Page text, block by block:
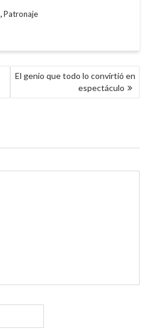
,Patronaje
El genio que todo lo convirtió en
espectáculo